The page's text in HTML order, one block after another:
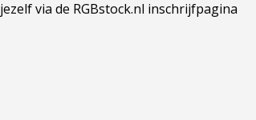
via de RGBstock.nl inschrijfpagina